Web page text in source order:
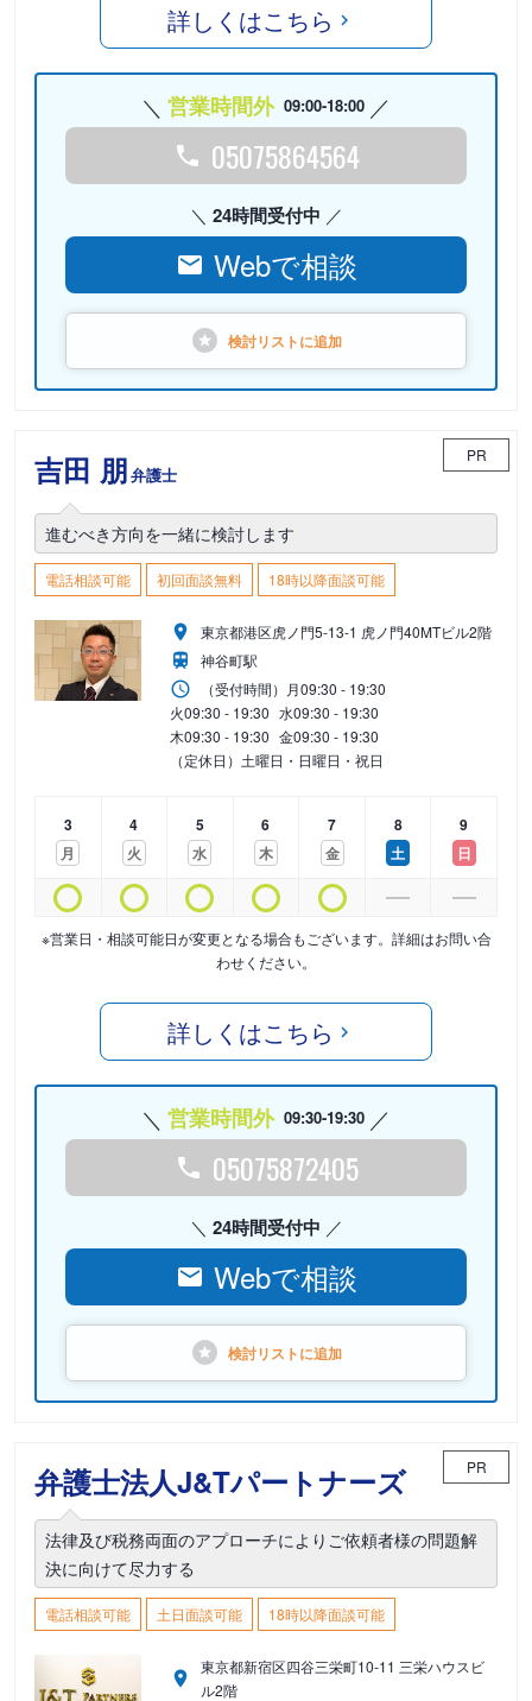
詳しくはこちら
営業時間外 09:00-18:00
05075864564
24時間受付中
Webで相談
検討リストに追加
吉田 朋弁護士
PR
進むべき方向を一緒に検討します
電話相談可能 初回面談無料 18時以降面談可能
東京都港区虎ノ門5-13-1 虎ノ門40MTビル2階
神谷町駅
（受付時間） 月09:30 - 19:30
火09:30 - 19:30 水09:30 - 19:30
木09:30 - 19:30 金09:30 - 19:30
（定休日）土曜日・日曜日・祝日
3
月
4
火
5
水
6
木
7
金
8
土
9
日
※営業日・相談可能日が変更となる場合もございます。詳細はお問い合
わせください。
詳しくはこちら
営業時間外 09:30-19:30
05075872405
24時間受付中
Webで相談
検討リストに追加
弁護士法人J&Tパートナーズ PR
法律及び税務両面のアプローチによりご依頼者様の問題解
決に向けて尽力する
電話相談可能 土日面談可能 18時以降面談可能
東京都新宿区四谷三栄町10-11 三栄ハウスビ
ル2階